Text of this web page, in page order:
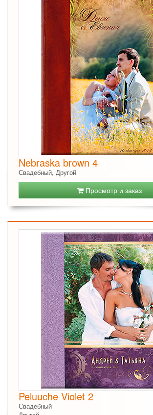
Nebraska brown 4
Свадебный, Другой
Просмотр и заказ
Peluuche Violet 2
Свадебный